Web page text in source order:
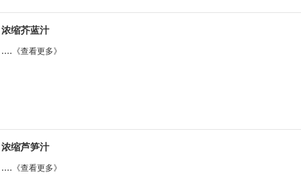
浓缩芥蓝汁
.... 《查看更多》
浓缩芦笋汁
.... 《查看更多》